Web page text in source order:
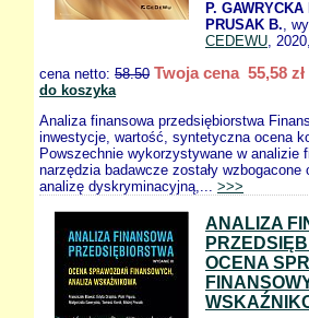
P.
PRUSAK B.,
CEDEWU,
cena netto: 58.50 Twoja cena 55,58 zł
do koszyka
Analiza finansowa przedsiębiorstwa
inwestycje, wartość, syntetyczna ocena
Powszechnie wykorzystywane w analizie
narzędzia badawcze zostały wzbogacone
analizę dyskryminacyjną,... >>>
ANALIZA
OCENA